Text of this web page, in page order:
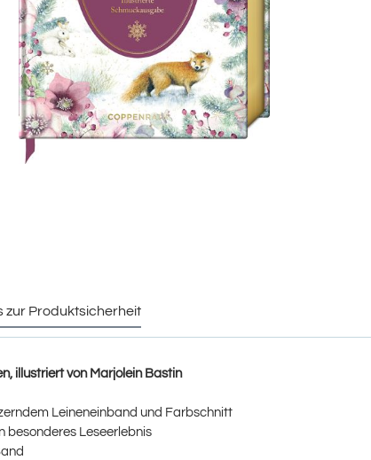
zur Produktsicherheit
illustriert von Marjolein Bastin
Leineneinband und Farbschnitt
besonderes Leseerlebnis